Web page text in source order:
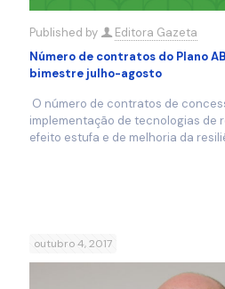
Published by
Editora Gazeta
Número de contratos do Plano
bimestre julho-agosto
O número de contratos de
implementação de tecnologias de
efeito estufa e de melhoria da
outubro 4, 2017